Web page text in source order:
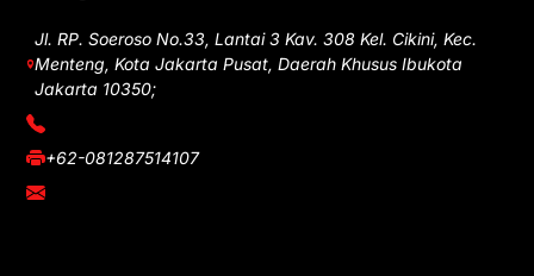
Jl. RP. Soeroso No.33, Lantai 3 Kav. 308 Kel. Cikini, Kec.
Menteng, Kota Jakarta Pusat, Daerah Khusus Ibukota
Jakarta 10350;
(021) 3908026
+62-081287514107
adm@iawnews.com